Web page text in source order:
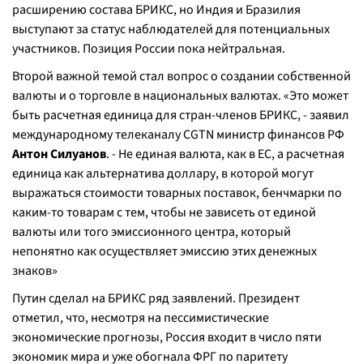
расширению состава БРИКС, но Индия и Бразилия
выступают за статус наблюдателей для потенциальных
участников. Позиция России пока нейтральная.
Второй важной темой стал вопрос о создании собственной
валюты и о торговле в национальных валютах. «Это может
быть расчетная единица для стран-членов БРИКС, - заявил
международному телеканалу CGTN министр финансов РФ
Антон Силуанов. - Не единая валюта, как в ЕС, а расчетная
единица как альтернатива доллару, в которой могут
выражаться стоимости товарных поставок, бенчмарки по
каким-то товарам с тем, чтобы не зависеть от единой
валюты или того эмиссионного центра, который
непонятно как осуществляет эмиссию этих денежных
знаков»
Путин сделал на БРИКС ряд заявлений. Президент
отметил, что, несмотря на пессимистические
экономические прогнозы, Россия входит в число пяти
экономик мира и уже обогнала ФРГ по паритету